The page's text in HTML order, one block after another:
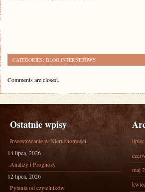
CATEGORIES: BLOG INTERNETOWY
Comments are closed.
Ostatnie wpisy
Inwestowanie w Nieruchomości
14 lipca, 2026
Analizy i Prognozy
12 lipca, 2026
Pytania od czytelników
maj